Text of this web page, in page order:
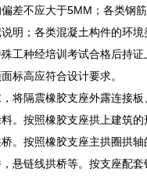
差不应大于5MM；各类钢
明；各类混凝土构件的环
工种经培训考试合格后持
标高应符合设计要求。
将隔震橡胶支座外露连接
。按照橡胶支座拱上建筑
。按照橡胶支座主拱圈拱轴
悬链线拱桥等。按支座配